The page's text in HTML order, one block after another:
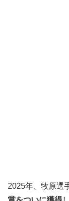
2025年、牧原選